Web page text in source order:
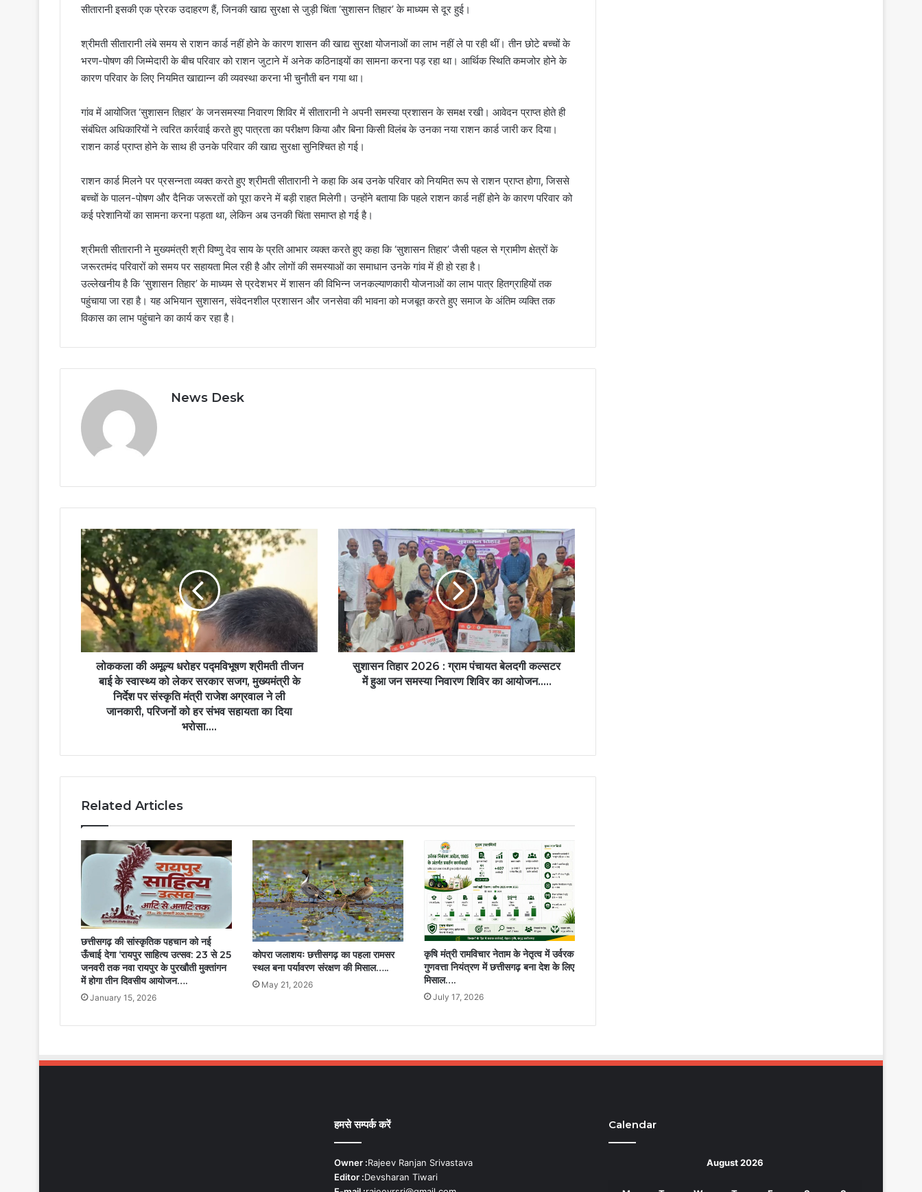
सीतारानी इसकी एक प्रेरक उदाहरण हैं, जिनकी खाद्य सुरक्षा से जुड़ी चिंता ‘सुशासन तिहार’ के माध्यम से दूर हुई।
श्रीमती सीतारानी लंबे समय से राशन कार्ड नहीं होने के कारण शासन की खाद्य सुरक्षा योजनाओं का लाभ नहीं ले पा रही थीं। तीन छोटे बच्चों के
भरण-पोषण की जिम्मेदारी के बीच परिवार को राशन जुटाने में अनेक कठिनाइयों का सामना करना पड़ रहा था। आर्थिक स्थिति कमजोर होने के
कारण परिवार के लिए नियमित खाद्यान्न की व्यवस्था करना भी चुनौती बन गया था।
गांव में आयोजित ‘सुशासन तिहार’ के जनसमस्या निवारण शिविर में सीतारानी ने अपनी समस्या प्रशासन के समक्ष रखी। आवेदन प्राप्त होते ही
संबंधित अधिकारियों ने त्वरित कार्रवाई करते हुए पात्रता का परीक्षण किया और बिना किसी विलंब के उनका नया राशन कार्ड जारी कर दिया।
राशन कार्ड प्राप्त होने के साथ ही उनके परिवार की खाद्य सुरक्षा सुनिश्चित हो गई।
राशन कार्ड मिलने पर प्रसन्नता व्यक्त करते हुए श्रीमती सीतारानी ने कहा कि अब उनके परिवार को नियमित रूप से राशन प्राप्त होगा, जिससे
बच्चों के पालन-पोषण और दैनिक जरूरतों को पूरा करने में बड़ी राहत मिलेगी। उन्होंने बताया कि पहले राशन कार्ड नहीं होने के कारण परिवार को
कई परेशानियों का सामना करना पड़ता था, लेकिन अब उनकी चिंता समाप्त हो गई है।
श्रीमती सीतारानी ने मुख्यमंत्री श्री विष्णु देव साय के प्रति आभार व्यक्त करते हुए कहा कि ‘सुशासन तिहार’ जैसी पहल से ग्रामीण क्षेत्रों के
जरूरतमंद परिवारों को समय पर सहायता मिल रही है और लोगों की समस्याओं का समाधान उनके गांव में ही हो रहा है।
उल्लेखनीय है कि ‘सुशासन तिहार’ के माध्यम से प्रदेशभर में शासन की विभिन्न जनकल्याणकारी योजनाओं का लाभ पात्र हितग्राहियों तक
पहुंचाया जा रहा है। यह अभियान सुशासन, संवेदनशील प्रशासन और जनसेवा की भावना को मजबूत करते हुए समाज के अंतिम व्यक्ति तक
विकास का लाभ पहुंचाने का कार्य कर रहा है।
News Desk
लोककला
की
अमूल्य
धरोहर
पद्मविभूषण
श्रीमती
तीजन
बाई
के
स्वास्थ्य
पर
मंत्री
राजेश
अग्रवाल
ली
जानकारी,
हर
संभव
सहायता
का
दिया
भरोसा….
लोककला की अमूल्य धरोहर पद्मविभूषण श्रीमती तीजन
बाई के स्वास्थ्य को लेकर सरकार सजग, मुख्यमंत्री के
निर्देश पर संस्कृति मंत्री राजेश अग्रवाल ने ली
जानकारी, परिजनों को हर संभव सहायता का दिया
भरोसा….
सुशासन
तिहार
2026
:
ग्राम
पंचायत
बेलदगी
कल्सटर
में
सुशासन तिहार 2026 : ग्राम पंचायत बेलदगी कल्सटर
में हुआ जन समस्या निवारण शिविर का आयोजन…..
Related Articles
छत्तीसगढ़ की सांस्कृतिक पहचान को नई
ऊँचाई देगा ‘रायपुर साहित्य उत्सव: 23 से 25
जनवरी तक नवा रायपुर के पुरखौती मुक्तांगन
में होगा तीन दिवसीय आयोजन….
January 15, 2026
कोपरा जलाशयः छत्तीसगढ़ का पहला रामसर
स्थल बना पर्यावरण संरक्षण की मिसाल…..
May 21, 2026
कृषि मंत्री रामविचार नेताम के नेतृत्व में उर्वरक
गुणवत्ता नियंत्रण में छत्तीसगढ़ बना देश के लिए
मिसाल….
July 17, 2026
हमसे सम्पर्क करें
Owner :Rajeev Ranjan Srivastava
Editor :Devsharan Tiwari
Calendar
August 2026